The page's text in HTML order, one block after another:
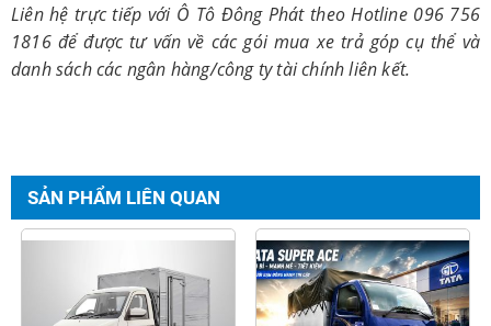
Liên hệ trực tiếp với Ô Tô Đông Pháttheo Hotline 096 756
1816 để được tư vấn về các gói mua xe trả góp cụ thể và
danh sách các ngân hàng/công ty tài chính liên kết.
SẢN PHẨM LIÊN QUAN